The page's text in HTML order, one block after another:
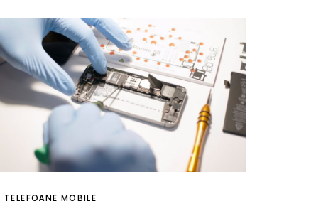
TELEFOANE MOBILE